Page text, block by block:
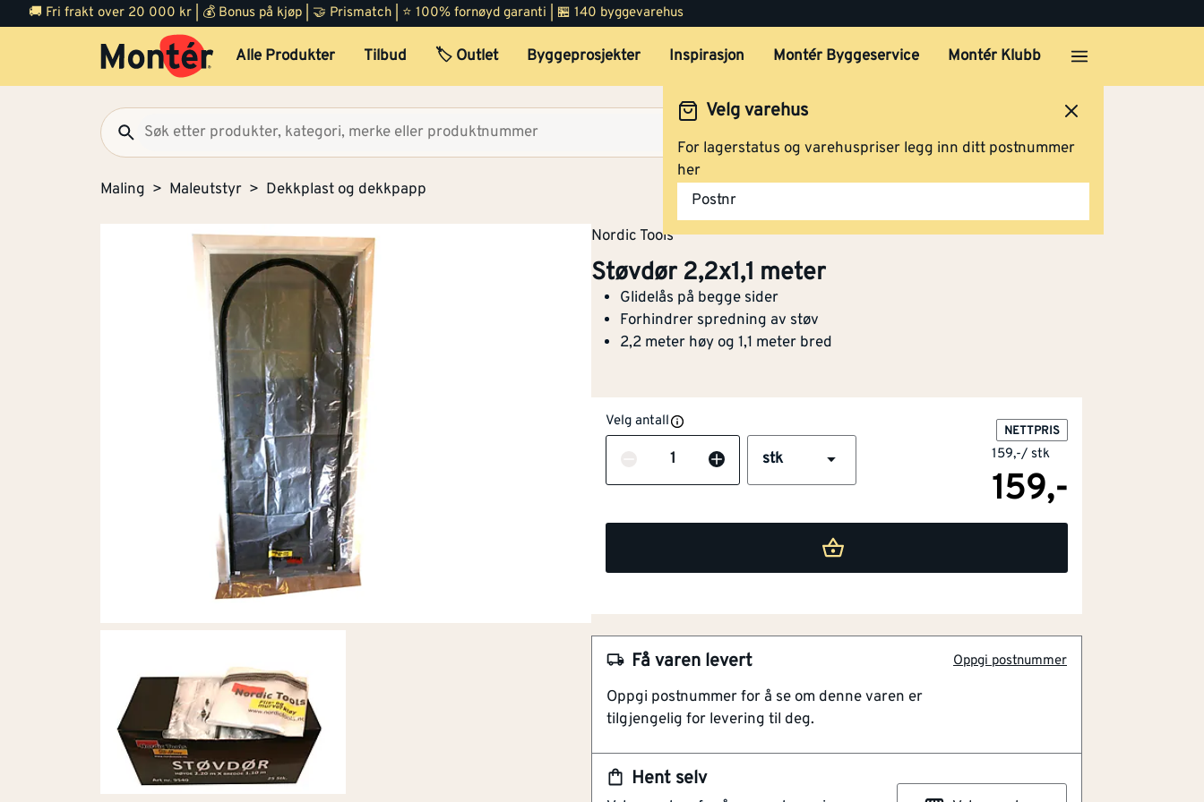
🚚 Fri frakt over 20 000 kr | 💰 Bonus på kjøp | 🤝 Prismatch | ⭐ 100% fornøyd garanti | 🏪 140 byggevarehus
Alle Produkter Tilbud 🏷️ Outlet Byggeprosjekter Inspirasjon Montér Byggeservice Montér Klubb
Velg varehus
For lagerstatus og varehuspriser legg inn ditt postnummer
her
Postnr
Maling Maleutstyr Dekkplast og dekkpapp
Nordic Tools
Støvdør 2,2x1,1 meter
Glidelås på begge sider
Forhindrer spredning av støv
2,2 meter høy og 1,1 meter bred
Velg antall
Antall stk
NETTPRIS
159,-/ stk
159,-
Hent selv
Få varen levert Oppgi postnummer
Oppgi postnummer for å se om denne varen er
tilgjengelig for levering til deg.
NOBB 45452154
Artikkelnummer 101208381
Glidelås på begge sider
Forhindrer spredning av støv